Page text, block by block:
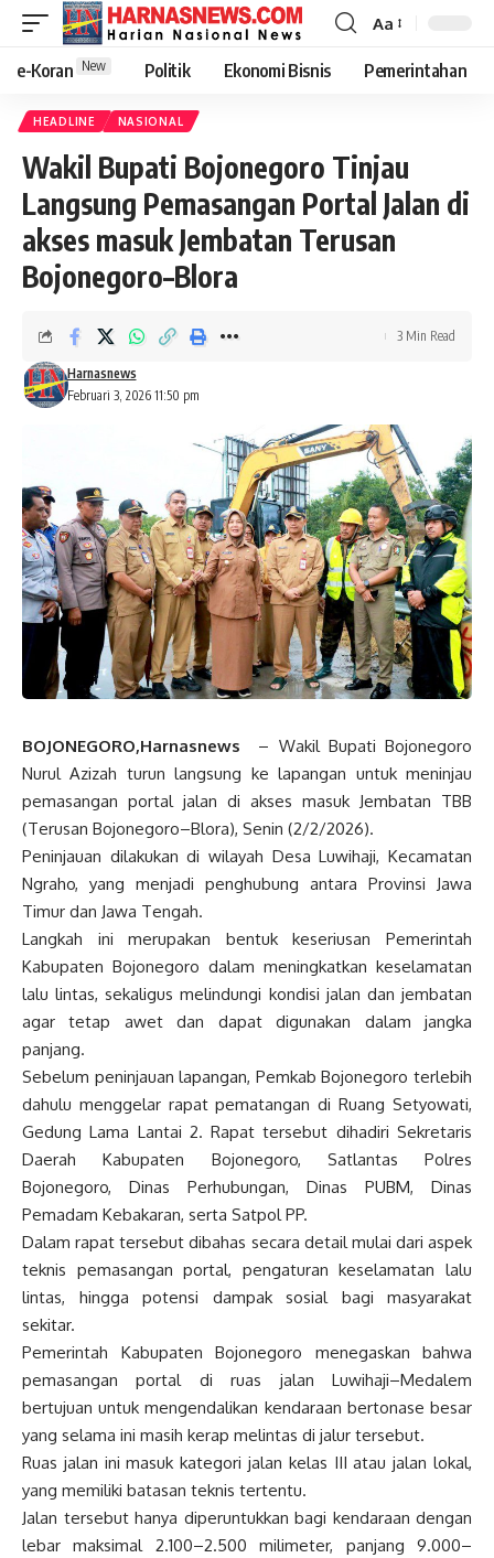
Aa
e-Koran New Politik Ekonomi Bisnis Pemerintahan
HEADLINE NASIONAL
Wakil Bupati Bojonegoro Tinjau
Langsung Pemasangan Portal Jalan di
akses masuk Jembatan Terusan
Bojonegoro–Blora
Februari 3, 2026 11:50 pm
Harnasnews
3 Min Read
BOJONEGORO,Harnasnews – Wakil Bupati Bojonegoro
Nurul Azizah turun langsung ke lapangan untuk meninjau
pemasangan portal jalan di akses masuk Jembatan TBB
(Terusan Bojonegoro–Blora), Senin (2/2/2026).
Peninjauan dilakukan di wilayah Desa Luwihaji, Kecamatan
Ngraho, yang menjadi penghubung antara Provinsi Jawa
Timur dan Jawa Tengah.
Langkah ini merupakan bentuk keseriusan Pemerintah
Kabupaten Bojonegoro dalam meningkatkan keselamatan
lalu lintas, sekaligus melindungi kondisi jalan dan jembatan
agar tetap awet dan dapat digunakan dalam jangka
panjang.
Sebelum peninjauan lapangan, Pemkab Bojonegoro terlebih
dahulu menggelar rapat pematangan di Ruang Setyowati,
Gedung Lama Lantai 2. Rapat tersebut dihadiri Sekretaris
Daerah Kabupaten Bojonegoro, Satlantas Polres
Bojonegoro, Dinas Perhubungan, Dinas PUBM, Dinas
Pemadam Kebakaran, serta Satpol PP.
Dalam rapat tersebut dibahas secara detail mulai dari aspek
teknis pemasangan portal, pengaturan keselamatan lalu
lintas, hingga potensi dampak sosial bagi masyarakat
sekitar.
Pemerintah Kabupaten Bojonegoro menegaskan bahwa
pemasangan portal di ruas jalan Luwihaji–Medalem
bertujuan untuk mengendalikan kendaraan bertonase besar
yang selama ini masih kerap melintas di jalur tersebut.
Ruas jalan ini masuk kategori jalan kelas III atau jalan lokal,
yang memiliki batasan teknis tertentu.
Jalan tersebut hanya diperuntukkan bagi kendaraan dengan
lebar maksimal 2.100–2.500 milimeter, panjang 9.000–